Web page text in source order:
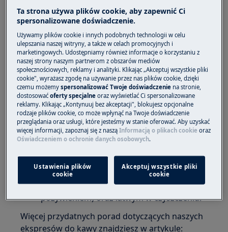
Rozwiązanie
Ekspresy do kawy zostały wyposażone w
stalowy młynek żarnowy, który
charakteryzuje się wysoką trwałością i
odpornością na uszkodzenia. Żarna
stalowe są trwale, dlatego przy rozcieraniu
ziaren nie powstaje pył, co powoduje
dobry smak kawy, bez gorzkiego posmaku.
Młynki z żarnami stalowymi dają
możliwość regulacji stopnia oddalenia
żaren od siebie, a co za tym idzie regulację
Ponadto należy pamiętać, że stal, z której
wykonane są żarna jest materiałem
bezpiecznym (nie wchodzi w reakcję z
pożywieniem) oraz łatwym w czyszczeniu.
Więcej przydatnych porad dotyczących naszych
ekspresów do kawy znajdziesz w artykule:
Ta strona używa plików cookie, aby zapewnić Ci
spersonalizowane doświadczenie.
Używamy plików cookie i innych podobnych technologii w celu
ulepszania naszej witryny, a także w celach promocyjnych i
marketingowych. Udostępniamy również informacje o korzystaniu z
naszej strony naszym partnerom z obszarów mediów
społecznościowych, reklamy i analityki. Klikając „Akceptuj wszystkie pliki
cookie", wyrażasz zgodę na używanie przez nas plików cookie, dzięki
czemu możemyspersonalizować Twoje doświadczenie na stronie,
dostosowaćoferty specjalne oraz wyświetlać Ci spersonalizowane
reklamy. Klikając „Kontynuuj bez akceptacji", blokujesz opcjonalne
rodzaje plików cookie, co może wpłynąć na Twoje doświadczenie
przeglądania oraz usługi, które jesteśmy w stanie oferować. Aby uzyskać
więcej informacji, zapoznaj się z nasząInformacją o plikach cookie oraz
Oświadczeniem o ochronie danych osobowych.
Ustawienia plików
cookie
Akceptuj wszystkie pliki
cookie